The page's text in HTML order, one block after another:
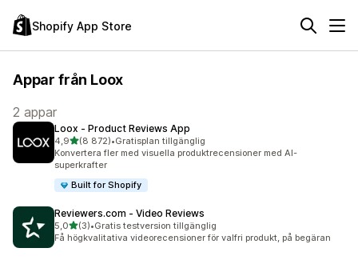
Shopify App Store
Appar från Loox
2 appar
Loox ‑ Product Reviews App
4,9av 5 stjärnor
(8 872)
8872 recensioner totalt
•Gratisplan tillgänglig
Konvertera fler med visuella produktrecensioner med AI-
superkrafter
Built for Shopify
Reviewers.com ‑ Video Reviews
5,0av 5 stjärnor
(3)
3 recensioner totalt
•Gratis testversion tillgänglig
Få högkvalitativa videorecensioner för valfri produkt, på begäran